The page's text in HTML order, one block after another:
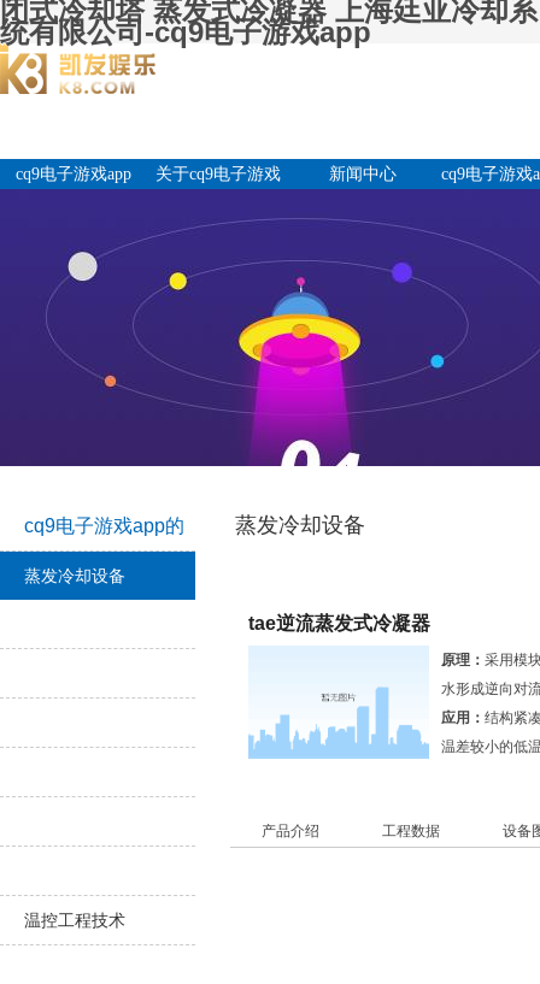
闭式冷却塔 蒸发式冷凝器 上海廷亚冷却系
统有限公司-cq9电子游戏app
cq9电子游戏app
关于cq9电子游戏
新闻中心
cq9电子游戏
cq9电子游戏app的
产品中心
蒸发冷却设备
温控工程技术
蒸发冷却设备
tae逆流蒸发式冷凝器
原理： 采用模
水形成逆向对
应用： 结构紧
温差较小的低
产品介绍 工程数据 设备